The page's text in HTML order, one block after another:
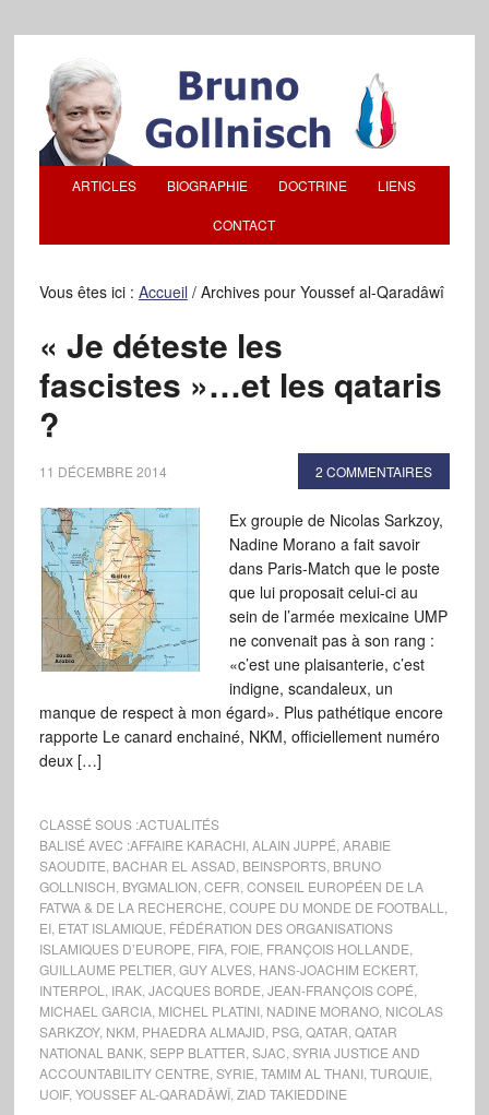
ARTICLES BIOGRAPHIE DOCTRINE LIENS
CONTACT
Vous êtes ici : Accueil /Archives pour Youssef al-Qaradâwî
« Je déteste les
fascistes »…et les qataris
?
11 DÉCEMBRE 2014 2 COMMENTAIRES
Ex groupie de Nicolas Sarkzoy,
Nadine Morano a fait savoir
dans Paris-Match que le poste
que lui proposait celui-ci au
sein de l’armée mexicaine UMP
ne convenait pas à son rang :
«c’est une plaisanterie, c’est
indigne, scandaleux, un
manque de respect à mon égard». Plus pathétique encore
rapporte Le canard enchainé, NKM, officiellement numéro
deux […]
CLASSÉ SOUS :ACTUALITÉS
BALISÉ AVEC :AFFAIRE KARACHI, ALAIN JUPPÉ ARABIE
SAOUDITE BACHAR EL ASSAD BEINSPORTS, BRUNO
GOLLNISCH BYGMALION CEFR CONSEIL EUROPÉEN DE LA
FATWA & DE LA RECHERCHE COUPE DU MONDE DE FOOTBALL
EI, ETAT ISLAMIQUE FÉDÉRATION DES ORGANISATIONS
ISLAMIQUES D’EUROPE FIFA, FOIE FRANÇOIS HOLLANDE
GUILLAUME PELTIER GUY ALVES, HANS-JOACHIM ECKERT,
INTERPOL
IRAK, JACQUES BORDE JEAN-FRANÇOIS COPÉ
MICHAEL GARCIA, MICHEL PLATINI, NADINE MORANO, NICOLAS
SARKZOY, NKM PHAEDRA ALMAJID PSG, QATAR QATAR
NATIONAL BANK, SEPP BLATTER SJAC SYRIA JUSTICE AND
ACCOUNTABILITY CENTRE SYRIE TAMIM AL THANI, TURQUIE
UOIF, YOUSSEF AL-QARADÂWÎ, ZIAD TAKIEDDINE